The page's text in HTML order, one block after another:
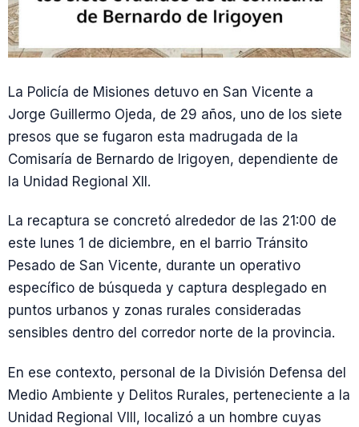
La Policía de Misiones detuvo en San Vicente a
Jorge Guillermo Ojeda, de 29 años, uno de los siete
presos que se fugaron esta madrugada de la
Comisaría de Bernardo de Irigoyen, dependiente de
la Unidad Regional XII.
La recaptura se concretó alrededor de las 21:00 de
este lunes 1 de diciembre, en el barrio Tránsito
Pesado de San Vicente, durante un operativo
específico de búsqueda y captura desplegado en
puntos urbanos y zonas rurales consideradas
sensibles dentro del corredor norte de la provincia.
En ese contexto, personal de la División Defensa del
Medio Ambiente y Delitos Rurales, perteneciente a la
Unidad Regional VIII, localizó a un hombre cuyas